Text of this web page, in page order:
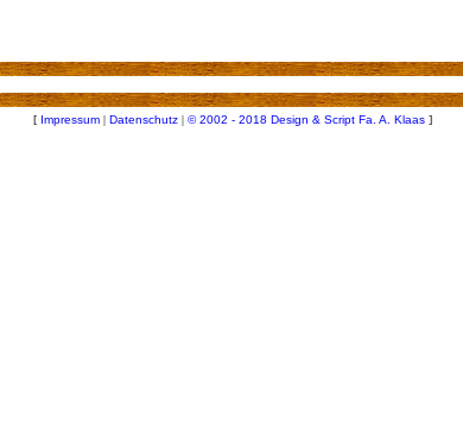
[ Impressum | Datenschutz | © 2002 - 2018 Design & Script Fa. A. Klaas ]